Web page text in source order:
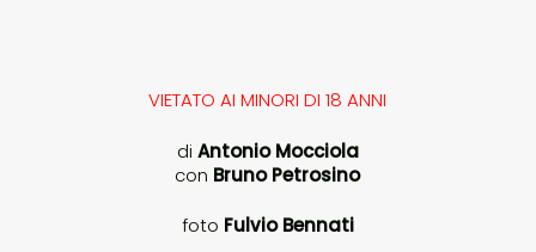
VIETATO AI MINORI DI 18 ANNI
di Antonio Mocciola
con Bruno Petrosino
foto Fulvio Bennati